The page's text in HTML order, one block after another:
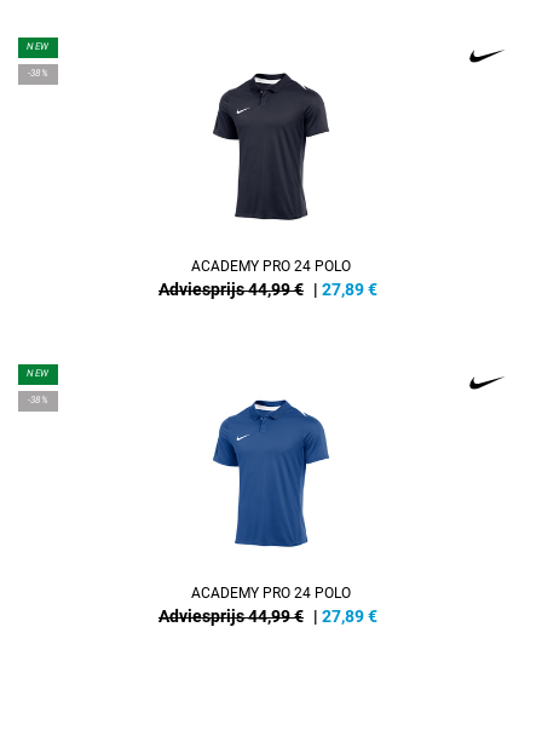
NEW
-38%
ACADEMY PRO 24 POLO
Adviesprijs 44,99 € | 27,89€
NEW
-38%
ACADEMY PRO 24 POLO
Adviesprijs 44,99 € | 27,89€